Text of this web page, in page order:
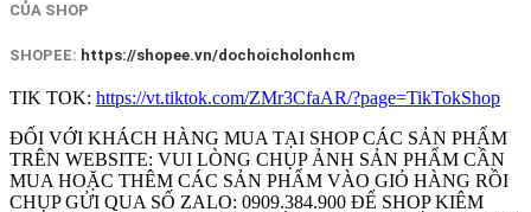
CỦA SHOP
SHOPEE: https://shopee.vn/dochoicholonhcm
TIK TOK: https://vt.tiktok.com/ZMr3CfaAR/?page=TikTokShop
ĐỐI VỚI KHÁCH HÀNG MUA TẠI SHOP CÁC SẢN PHẨM
TRÊN WEBSITE: VUI LÒNG CHỤP ẢNH SẢN PHẨM CẦN
MUA HOẶC THÊM CÁC SẢN PHẨM VÀO GIỎ HÀNG RỒI
CHỤP GỬI QUA SỐ ZALO: 0909.384.900 ĐỂ SHOP KIÊM